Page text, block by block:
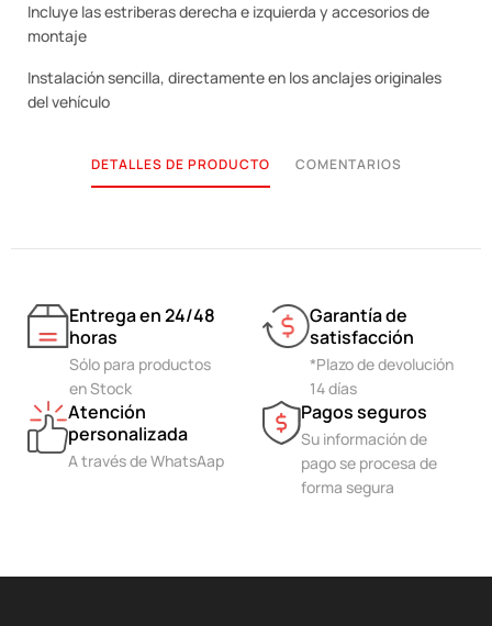
Incluye las estriberas derecha e izquierda y accesorios de
montaje
Instalación sencilla, directamente en los anclajes originales
del vehículo
DETALLES DE PRODUCTO COMENTARIOS
Entrega en 24/48
horas
Sólo para productos
en Stock
Garantía de
satisfacción
*Plazo de devolución
14 días
Atención
personalizada
A través de WhatsAap
Pagos seguros
Su información de
pago se procesa de
forma segura